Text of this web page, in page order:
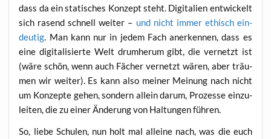
dass da ein sta­ti­sches Kon­zept steht. Digi­ta­li­en ent­wi­ckelt
sich rasend schnell wei­ter – und nicht immer ethisch ein­
deu­tig. Man kann nur in jedem Fach aner­ken­nen, dass es
eine digi­ta­li­sier­te Welt drum­her­um gibt, die ver­netzt ist
(wäre schön, wenn auch Fächer ver­netzt wären, aber träu­
men wir wei­ter). Es kann also mei­ner Mei­nung nach nicht
um Kon­zep­te gehen, son­dern allein dar­um, Pro­zes­se ein­zu­
lei­ten, die zu einer Ände­rung von Hal­tun­gen führen.
So, lie­be Schu­len, nun holt mal allei­ne nach, was die euch